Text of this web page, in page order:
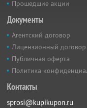
Прошедшие акции
Документы
Агентский договор
Лицензионный договор
Публичная оферта
Политика
Контакты
sprosi@kupikupon.ru